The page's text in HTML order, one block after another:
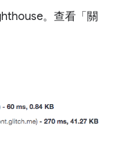
。查看「關